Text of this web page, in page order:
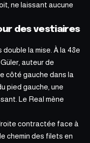
ne laissant aucune
des vestiaires
la mise. À la 48e
auteur de
côté gauche dans la
pied gauche, une
Le Real mène
contractée face à
chemin des filets en